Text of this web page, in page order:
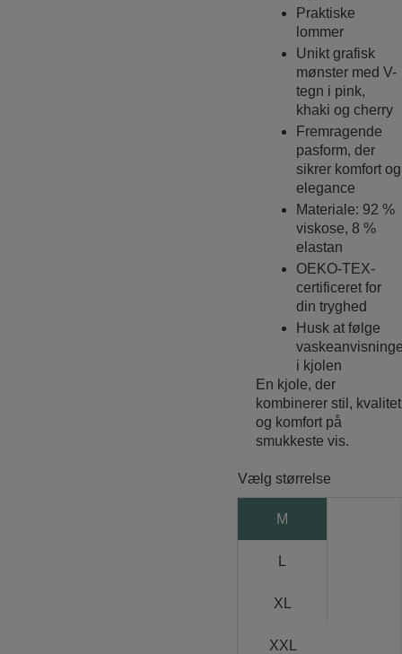
Praktiske
lommer
Unikt grafisk
mønster med V-
tegn i pink,
khaki og cherry
Fremragende
pasform, der
sikrer komfort og
elegance
Materiale: 92 %
viskose, 8 %
elastan
OEKO-TEX-
certificeret for
din tryghed
Husk at følge
i kjolen
En kjole, der
kombinerer stil, kvalitet
og komfort på
smukkeste vis.
Vælg størrelse
M
XL
XXL